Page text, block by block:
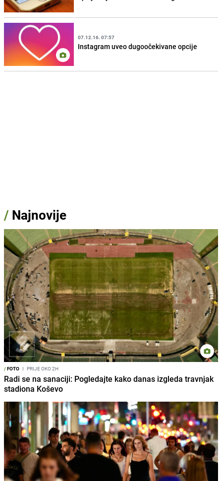
07.12.16. 07:57
Instagram uveo dugoočekivane opcije
/ Najnovije
/FOTO I PRIJE OKO 2H
Radi se na sanaciji: Pogledajte kako danas izgleda travnjak
stadiona Koševo